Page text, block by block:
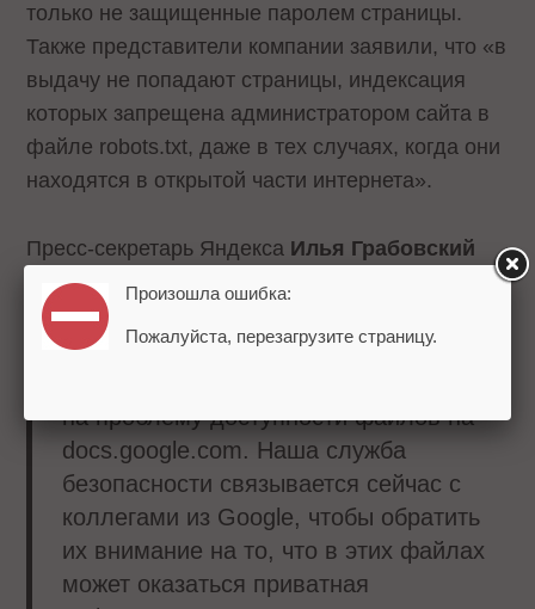
только не защищенные паролем страницы.
Также представители компании заявили, что «в
выдачу не попадают страницы, индексация
которых запрещена администратором сайта в
файле robots.txt, даже в тех случаях, когда они
находятся в открытой части интернета».
Пресс-секретарь Яндекса Илья Грабовский
заявил
изданию «Медуза»:
В среду вечером в службу поддержки
на проблему доступности файлов на
docs.google.com. Наша служба
безопасности связывается сейчас с
коллегами из Google, чтобы обратить
их внимание на то, что в этих файлах
может оказаться приватная
Произошла ошибка:
Пожалуйста, перезагрузите страницу.